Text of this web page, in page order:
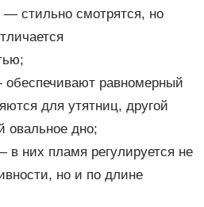
— стильно смотрятся, но
обеспечивают равномерный
для утятниц, другой
дно;
них пламя регулируется не
но и по длине